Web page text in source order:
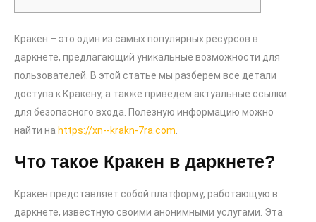
Кракен – это один из самых популярных ресурсов в
даркнете, предлагающий уникальные возможности для
пользователей. В этой статье мы разберем все детали
доступа к Кракену, а также приведем актуальные ссылки
для безопасного входа. Полезную информацию можно
найти на https://xn--krakn-7ra.com
Что такое Кракен в даркнете?
Кракен представляет собой платформу, работающую в
даркнете, известную своими анонимными услугами. Эта